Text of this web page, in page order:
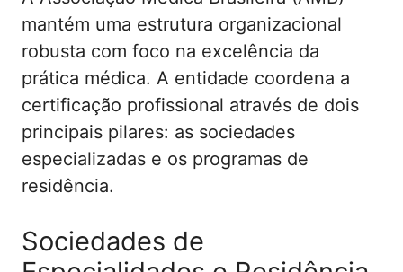
mantém uma estrutura organizacional
robusta com foco na excelência da
prática médica. A entidade coordena a
certificação profissional através de dois
principais pilares: as sociedades
especializadas e os programas de
residência.
Sociedades de